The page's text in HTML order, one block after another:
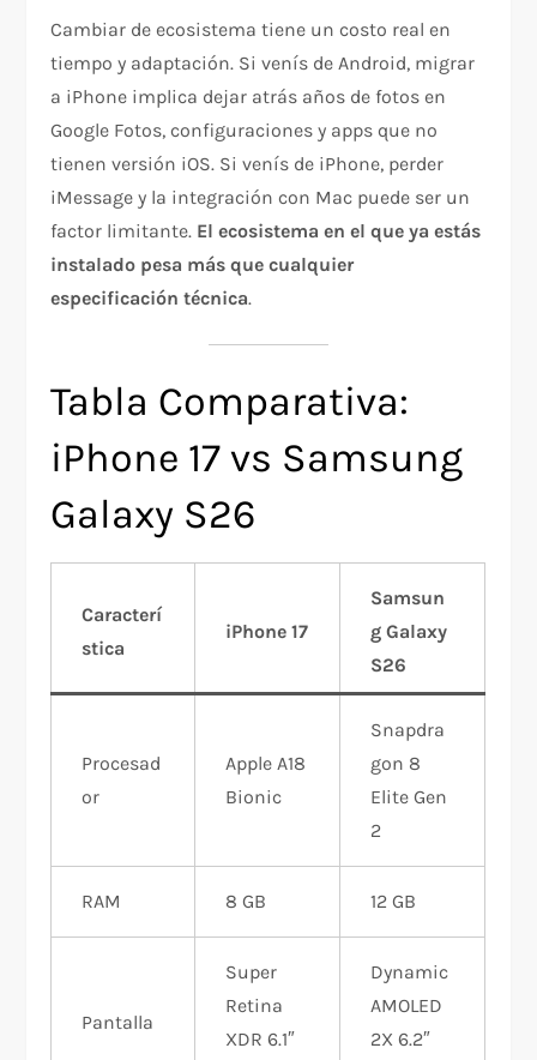
Cambiar de ecosistema tiene un costo real en
tiempo y adaptación. Si venís de Android, migrar
a iPhone implica dejar atrás años de fotos en
Google Fotos, configuraciones y apps que no
tienen versión iOS. Si venís de iPhone, perder
iMessage y la integración con Mac puede ser un
factor limitante. El ecosistema en el que ya estás
instalado pesa más que cualquier
especificación técnica.
Tabla Comparativa:
iPhone 17 vs Samsung
Galaxy S26
Caracterí
stica
iPhone 17
Samsun
g Galaxy
S26
Procesad
or
Apple A18
Bionic
Snapdra
gon 8
Elite Gen
2
RAM 8 GB 12 GB
Pantalla
Super
Retina
XDR 6.1″
Dynamic
AMOLED
2X 6.2″